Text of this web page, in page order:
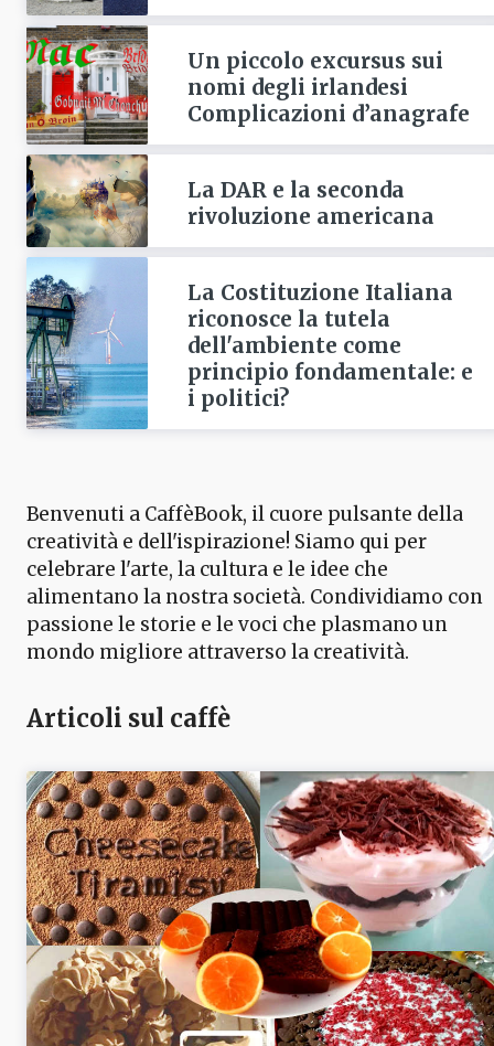
Un piccolo excursus sui
nomi degli irlandesi
Complicazioni d’anagrafe
La DAR e la seconda
rivoluzione americana
La Costituzione Italiana
riconosce la tutela
dell'ambiente come
principio fondamentale: e
i politici?
Benvenuti a CaffèBook, il cuore pulsante della
creatività e dell'ispirazione! Siamo qui per
celebrare l'arte, la cultura e le idee che
alimentano la nostra società. Condividiamo con
passione le storie e le voci che plasmano un
mondo migliore attraverso la creatività.
Articoli sul caffè